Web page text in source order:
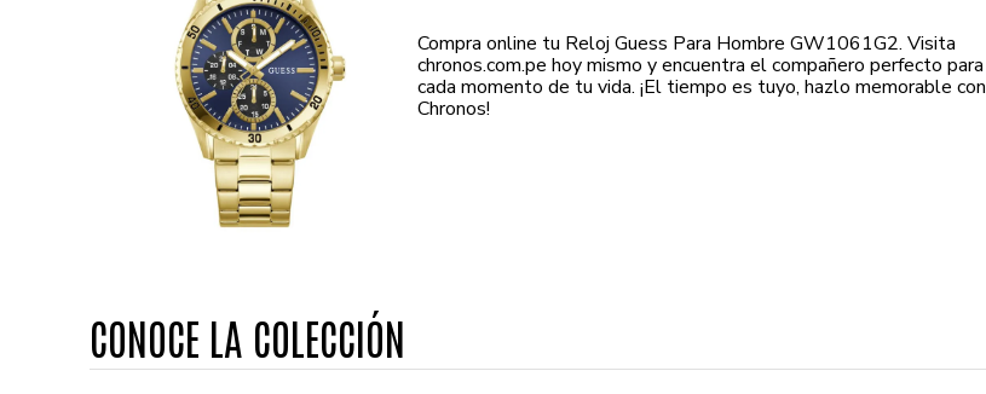
Compra online tu Reloj Guess Para Hombre GW1061G2. Visita
chronos.com.pe hoy mismo y encuentra el compañero perfecto para
cada momento de tu vida. ¡El tiempo es tuyo, hazlo memorable con
Chronos!
CONOCE LA COLECCIÓN